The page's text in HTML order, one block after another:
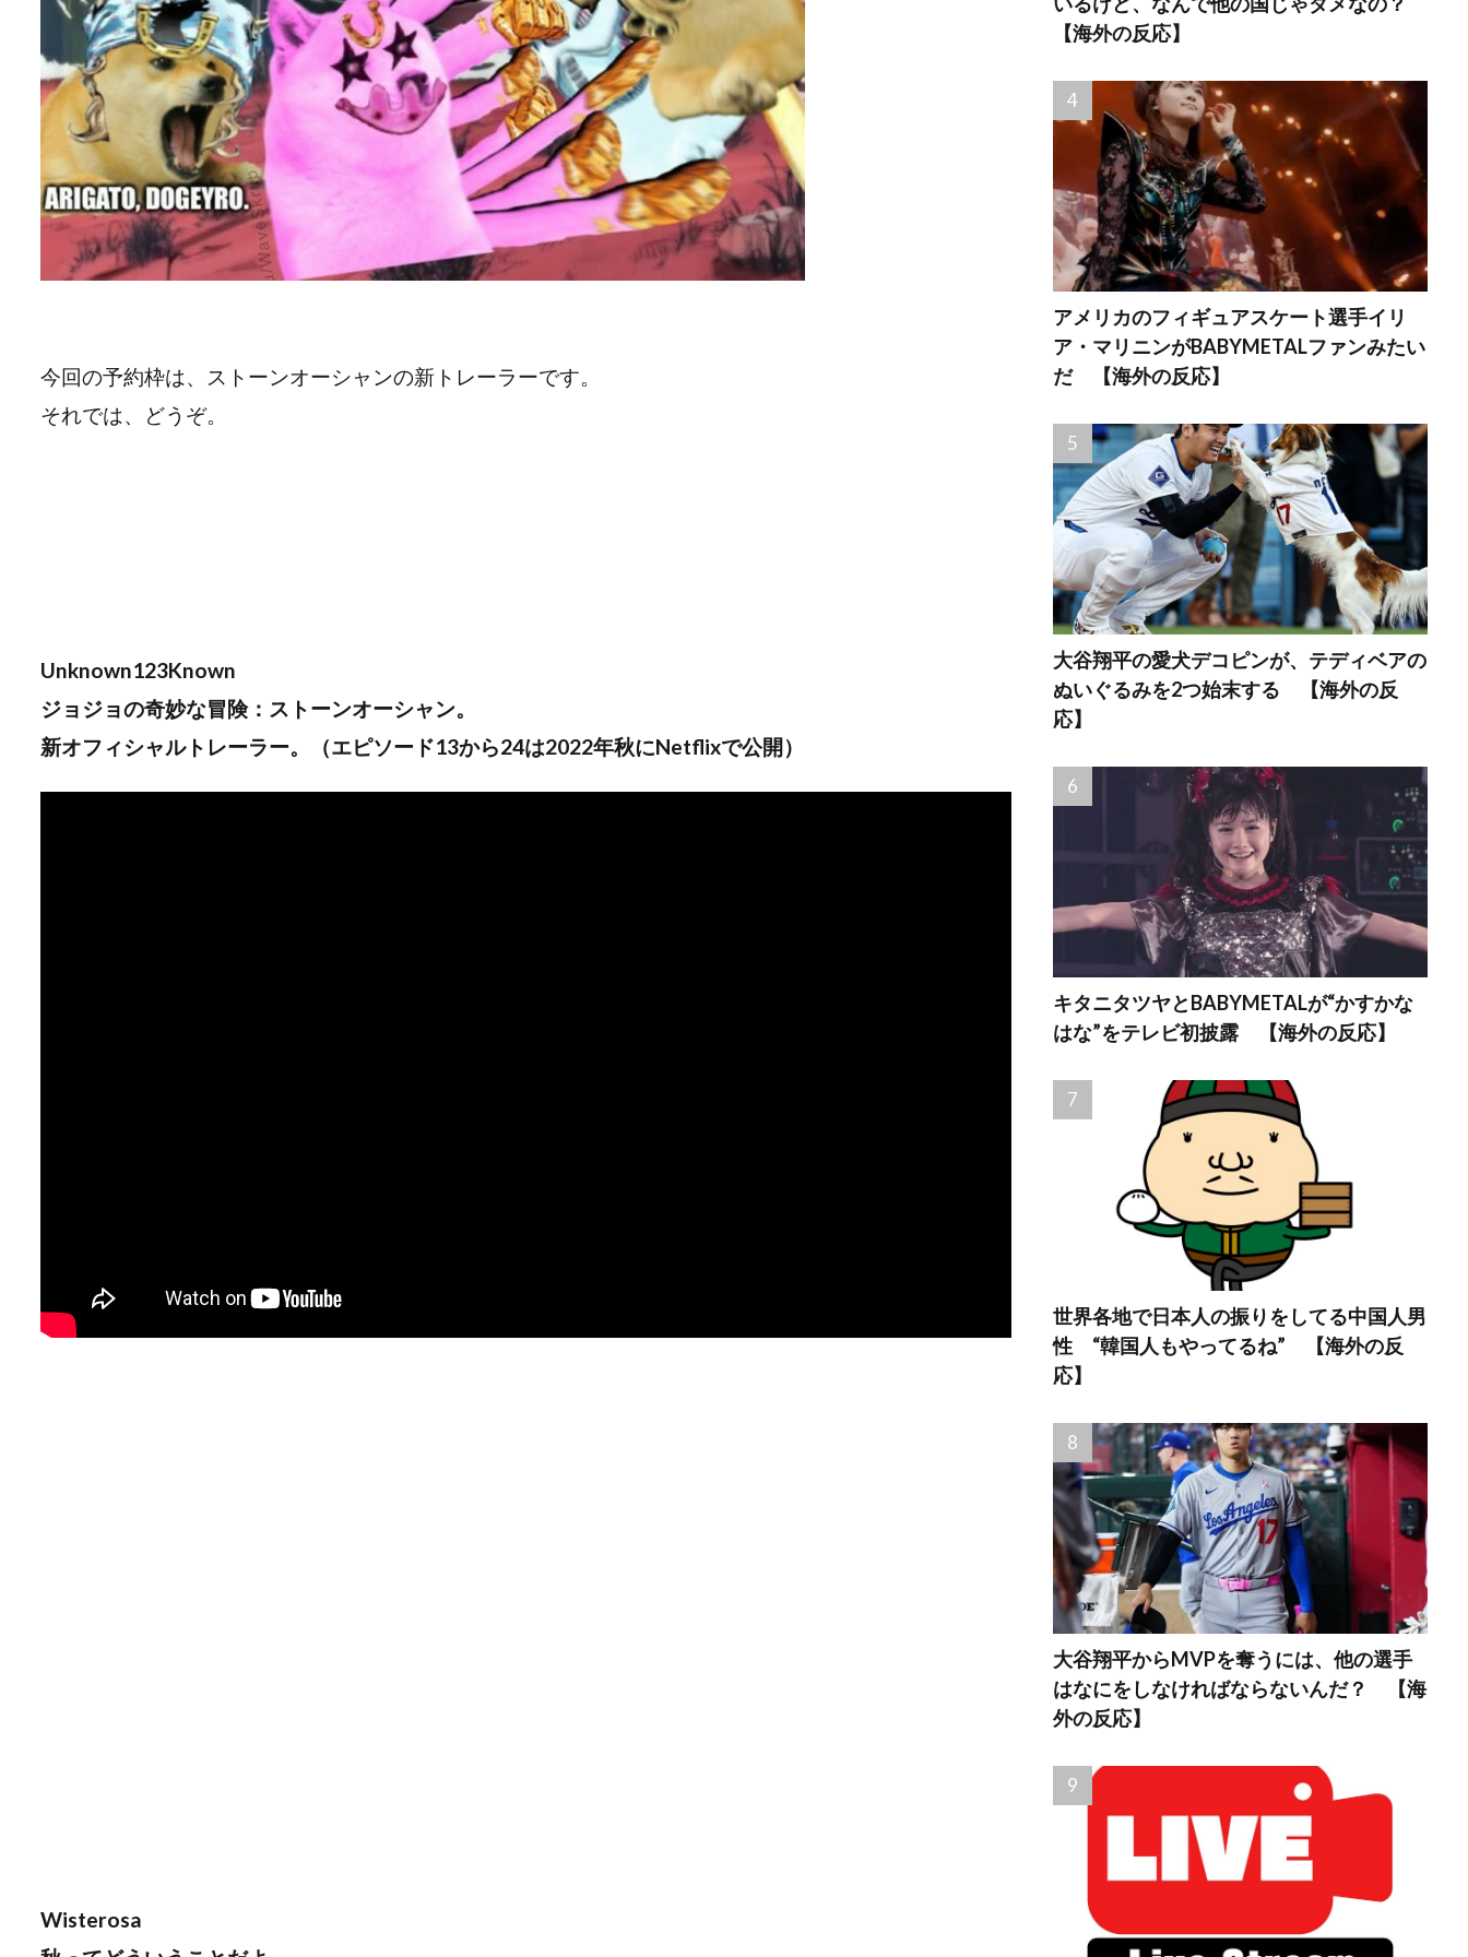
今回の予約枠は、ストーンオーシャンの新トレーラーです。
それでは、どうぞ。
Unknown123Known
ジョジョの奇妙な冒険：ストーンオーシャン。
新オフィシャルトレーラー。（エピソード13から24は2022年秋にNetflixで公開）
Wisterosa
【海外の反応】
アメリカのフィギュアスケート選手イリ
ア・マリニンがBABYMETALファンみたい
だ 【海外の反応】
大谷翔平の愛犬デコピンが、テディベアの
ぬいぐるみを2つ始末する 【海外の反
応】
キタニタツヤとBABYMETALが“かすかな
はな”をテレビ初披露 【海外の反応】
世界各地で日本人の振りをしてる中国人男
性 “韓国人もやってるね” 【海外の反
応】
大谷翔平からMVPを奪うには、他の選手
はなにをしなければならないんだ？ 【海
外の反応】